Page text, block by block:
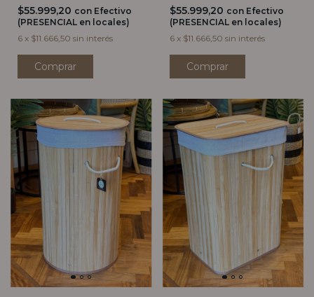
$55.999,20 con Efectivo
(PRESENCIAL en locales)
6 x $11.666,50 sin interés
$55.999,20 con Efectivo
(PRESENCIAL en locales)
6 x $11.666,50 sin interés